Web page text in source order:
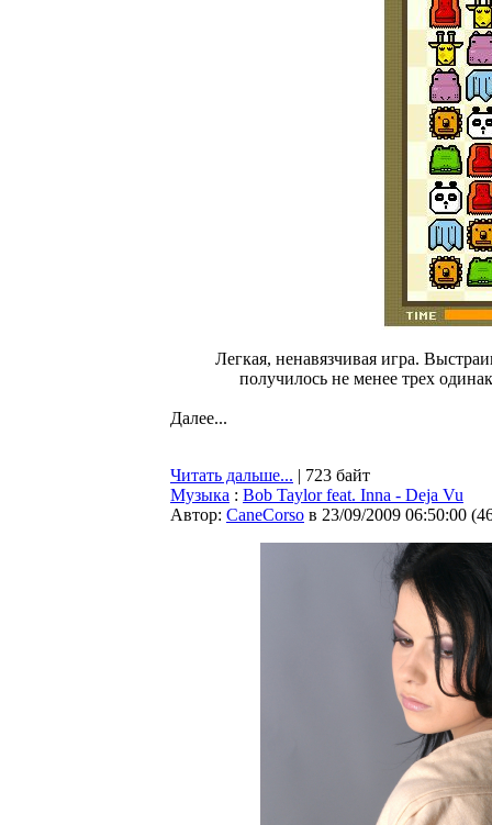
Легкая, ненавязчивая игра.
получилось не менее трех
Далее...
Читать дальше... | 723 байт
Музыка : Bob Taylor feat. Inna - Deja Vu
Автор: CaneCorso в 23/09/2009 06:50:00 (